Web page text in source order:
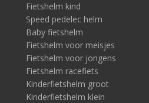
Fietshelm kind
Speed pedelec helm
Baby fietshelm
Fietshelm voor meisjes
Fietshelm voor jongens
Fietshelm racefiets
Kinderfietshelm groot
Kinderfietshelm klein